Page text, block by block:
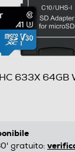
633X 64GB
gratuito: